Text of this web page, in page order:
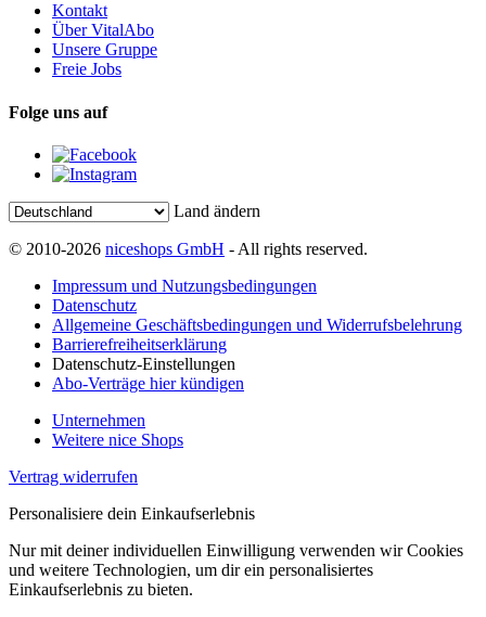
Kontakt
Über VitalAbo
Unsere Gruppe
Freie Jobs
Folge uns auf
Land ändern
© 2010-2026 niceshops GmbH - All rights reserved.
Impressum und Nutzungsbedingungen
Datenschutz
Allgemeine Geschäftsbedingungen und Widerrufsbelehrung
Barrierefreiheitserklärung
Datenschutz-Einstellungen
Abo-Verträge hier kündigen
Unternehmen
Weitere nice Shops
Vertrag widerrufen
Personalisiere dein Einkaufserlebnis
Nur mit deiner individuellen Einwilligung verwenden wir Cookies
und weitere Technologien, um dir ein personalisiertes
Einkaufserlebnis zu bieten.